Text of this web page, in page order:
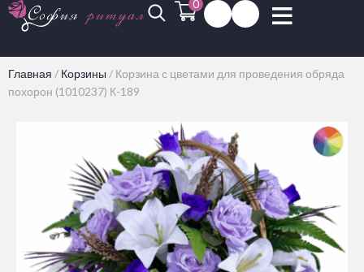
0
Главная / Корзины / Корзина с цветами для проведения обряда
похорон (1010237) К-189